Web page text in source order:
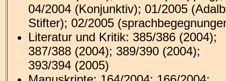
04/2004 (Konjunktiv); 01/2005
Stifter); 02/2005
Literatur und Kritik: 385/386 (2004);
387/388 (2004); 389/390 (2004);
393/394 (2005)